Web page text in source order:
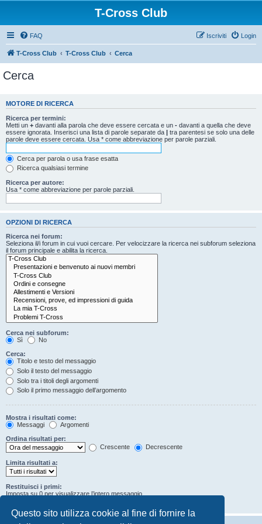
Questo sito utilizza cookie al fine di fornire la
T-Cross Club
FAQ Login
Iscriviti
T-Cross Club T-Cross Club Cerca
Cerca
MOTORE DI RICERCA
Ricerca per termini:
Metti un + davanti alla parola che deve essere cercata e un - davanti a quella che deve
essere ignorata. Inserisci una lista di parole separate da | tra parentesi se solo una delle
parole deve essere cercata. Usa * come abbreviazione per parole parziali.
Cerca per parola o usa frase esatta
Ricerca qualsiasi termine
Ricerca per autore:
Usa * come abbreviazione per parole parziali.
OPZIONI DI RICERCA
Ricerca nei forum:
Seleziona il/i forum in cui vuoi cercare. Per velocizzare la ricerca nei subforum seleziona
il forum principale e abilita la ricerca.
Cerca nei subforum:
Sì
No
Cerca:
Titolo e testo del messaggio
Solo il testo del messaggio
Solo tra i titoli degli argomenti
Solo il primo messaggio dell’argomento
Mostra i risultati come:
Messaggi
Argomenti
Ordina risultati per:
Crescente
Decrescente
Limita risultati a:
Restituisci i primi:
Imposta su 0 per visualizzare l’intero messaggio.